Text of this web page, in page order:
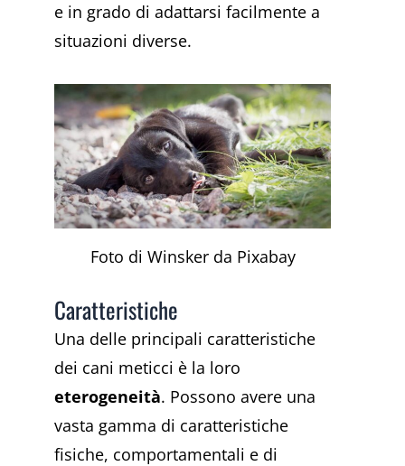
e in grado di adattarsi facilmente a
situazioni diverse.
Foto di Winsker da Pixabay
Caratteristiche
Una delle principali caratteristiche
dei cani meticci è la loro
eterogeneità. Possono avere una
vasta gamma di caratteristiche
fisiche, comportamentali e di